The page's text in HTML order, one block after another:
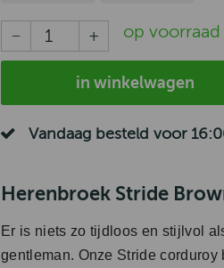
op voorraad
in winkelwagen
Vandaag besteld voor
Herenbroek Stride
Er is niets zo tijdloos en stijlvol
gentleman. Onze Stride